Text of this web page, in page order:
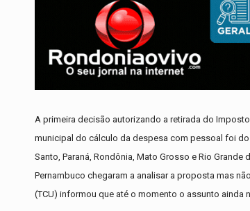
A primeira decisão autorizando a retirada do
municipal do cálculo da despesa com pessoal foi do
Santo, Paraná, Rondônia, Mato Grosso e Rio
Pernambuco chegaram a analisar a proposta mas
(TCU) informou que até o momento o assunto ainda